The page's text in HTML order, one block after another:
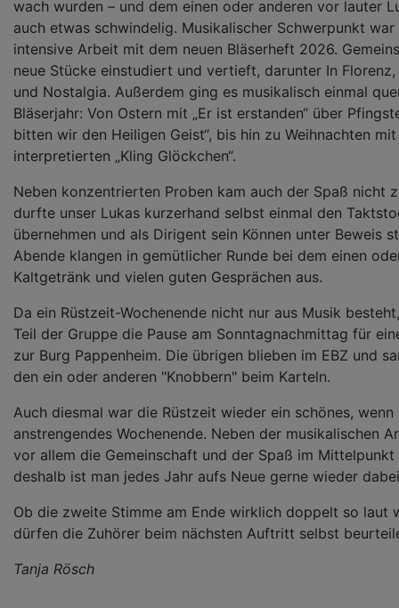
wach wurden – und dem einen oder anderen vor lauter
auch etwas schwindelig. Musikalischer Schwerpunkt war
intensive Arbeit mit dem neuen Bläserheft 2026.
neue Stücke einstudiert und vertieft, darunter In Florenz,
und Nostalgia. Außerdem ging es musikalisch einmal
Bläserjahr: Von Ostern mit „Er ist erstanden“ über
bitten wir den Heiligen Geist“, bis hin zu Weihnachten
interpretierten „Kling Glöckchen“.
Neben konzentrierten Proben kam auch der Spaß nicht
durfte unser Lukas kurzerhand selbst einmal den
übernehmen und als Dirigent sein Können unter Beweis
Abende klangen in gemütlicher Runde bei dem einen
Kaltgetränk und vielen guten Gesprächen aus.
Da ein Rüstzeit-Wochenende nicht nur aus Musik
Teil der Gruppe die Pause am Sonntagnachmittag für
zur Burg Pappenheim. Die übrigen blieben im EBZ und
den ein oder anderen "Knobbern" beim Karteln.
Auch diesmal war die Rüstzeit wieder ein schönes, wenn
anstrengendes Wochenende. Neben der musikalischen
vor allem die Gemeinschaft und der Spaß im Mittelpunkt
deshalb ist man jedes Jahr aufs Neue gerne wieder
Ob die zweite Stimme am Ende wirklich doppelt so laut
dürfen die Zuhörer beim nächsten Auftritt selbst
Tanja Rösch